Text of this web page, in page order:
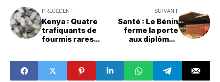
PRÉCÉDENT
Kenya : Quatre
trafiquants de
fourmis rares
SUIVANT
Santé : Le Bénin
ferme la porte
aux diplômes
12
établissements